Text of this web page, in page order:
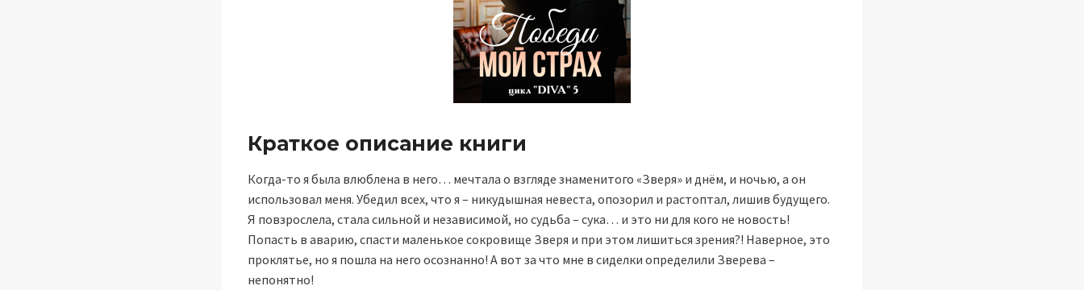
Краткое описание книги
Когда-то я была влюблена в него… мечтала о взгляде знаменитого «Зверя» и днём, и ночью, а он
использовал меня. Убедил всех, что я – никудышная невеста, опозорил и растоптал, лишив будущего.
Я повзрослела, стала сильной и независимой, но судьба – сука… и это ни для кого не новость!
Попасть в аварию, спасти маленькое сокровище Зверя и при этом лишиться зрения?! Наверное, это
проклятье, но я пошла на него осознанно! А вот за что мне в сиделки определили Зверева –
непонятно!